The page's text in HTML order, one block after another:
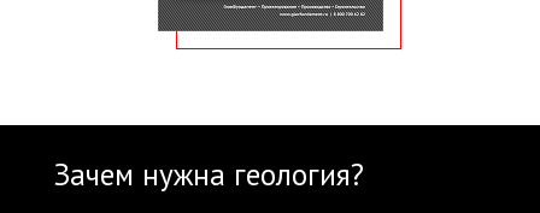
Зачем нужна геология?